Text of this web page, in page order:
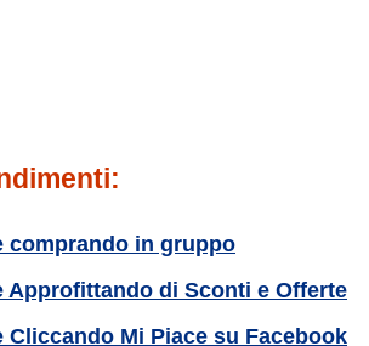
comprando in gruppo
Approfittando di Sconti e Offerte
Cliccando Mi Piace su Facebook